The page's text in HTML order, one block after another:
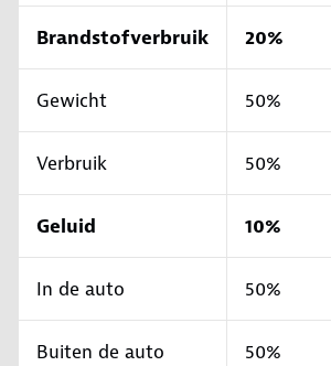
Brandstofverbruik 20%
Gewicht 50%
Verbruik 50%
Geluid 10%
In de auto 50%
Buiten de auto 50%